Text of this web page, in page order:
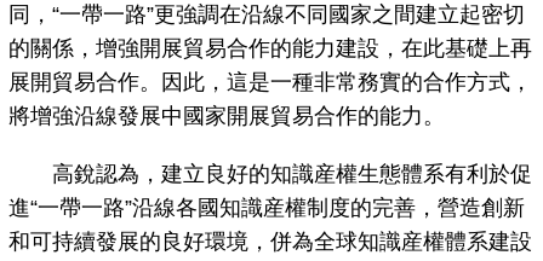
同，“一帶一路”更強調在沿線不同國家之間建立起密切
的關係，增強開展貿易合作的能力建設，在此基礎上再
展開貿易合作。因此，這是一種非常務實的合作方式，
將增強沿線發展中國家開展貿易合作的能力。
高銳認為，建立良好的知識産權生態體系有利於促
進“一帶一路”沿線各國知識産權制度的完善，營造創新
和可持續發展的良好環境，併為全球知識産權體系建設